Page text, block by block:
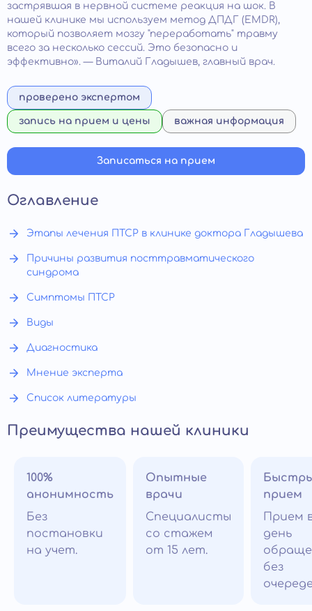
застрявшая в нервной системе реакция на шок. В
нашей клинике мы используем метод ДПДГ (EMDR),
который позволяет мозгу "переработать" травму
всего за несколько сессий. Это безопасно и
эффективно». — Виталий Гладышев, главный врач.
проверено экспертом
запись на прием и цены важная информация
Записаться на прием
Оглавление
Этапы лечения ПТСР в клинике доктора Гладышева
Причины развития посттравматического
синдрома
Симптомы ПТСР
Виды
Диагностика
Мнение эксперта
Список литературы
Преимущества нашей клиники
100%
анонимность
Без
постановки
на учет.
Опытные
врачи
Специалисты
со стажем
от 15 лет.
прием
Прием
день
без